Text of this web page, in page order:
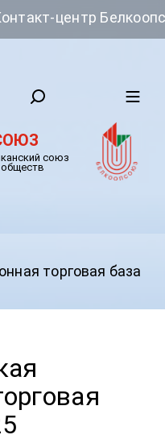
центр Белкоопсоюза
союз
обществ
торговая база